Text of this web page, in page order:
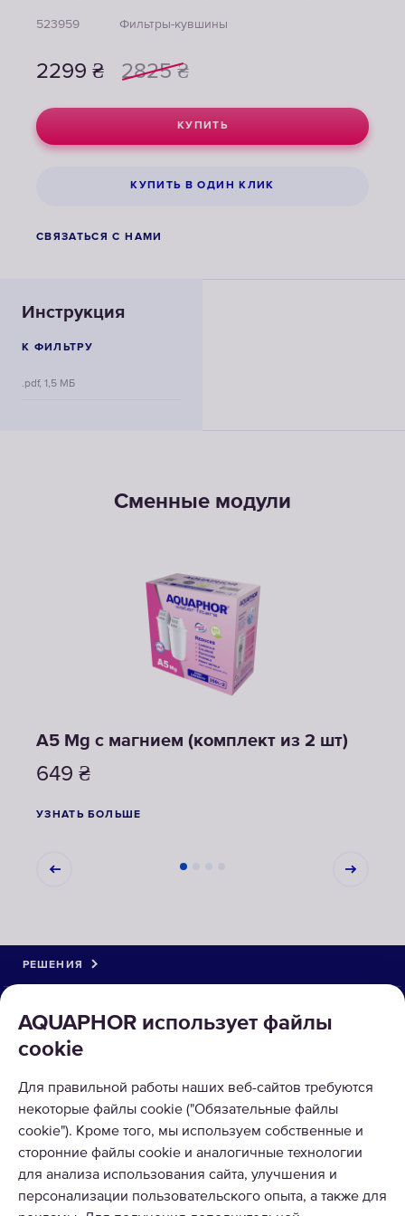
523959 Фильтры-кувшины
2299 ₴ 2825 ₴
КУПИТЬ
КУПИТЬ В ОДИН КЛИК
СВЯЗАТЬСЯ С НАМИ
Инструкция
К ФИЛЬТРУ
.pdf, 1,5 МБ
Сменные модули
A5 Mg с магнием (комплект из 2 шт)
649 ₴
УЗНАТЬ БОЛЬШЕ
AQUAPHOR использует файлы
cookie
Для правильной работы наших веб-сайтов требуются
некоторые файлы cookie ("Обязательные файлы
cookie"). Кроме того, мы используем собственные и
сторонние файлы cookie и аналогичные технологии
для анализа использования сайта, улучшения и
персонализации пользовательского опыта, а также для
РЕШЕНИЯ
О КОМПАНИИ
ПРИНИМАЕМ К ОПЛАТЕ